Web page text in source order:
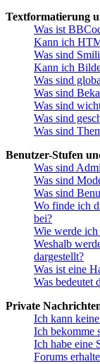
Textformatierung
Was ist
Kann ich
Was sind
Kann ich
Was sind
Was sind
Was sind
Was sind
Was sind
Benutzer-Stufen
Was sind
Was sind
Was sind
Wo finde ich
bei?
Wie werde
Weshalb
dargestellt?
Was ist eine
Was bedeutet
Private
Ich kann
Ich bekomme
Ich habe eine
Forums